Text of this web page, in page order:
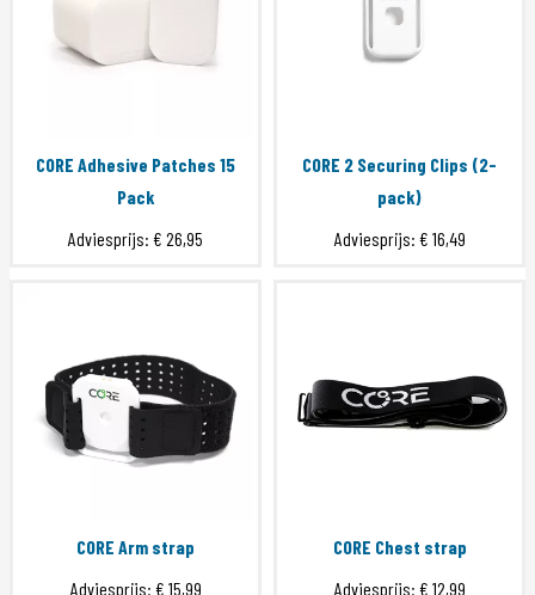
CORE Adhesive Patches 15
Pack
Adviesprijs: € 26,95
CORE 2 Securing Clips (2-
pack)
Adviesprijs: € 16,49
CORE Arm strap
Adviesprijs: € 15,99
CORE Chest strap
Adviesprijs: € 12,99